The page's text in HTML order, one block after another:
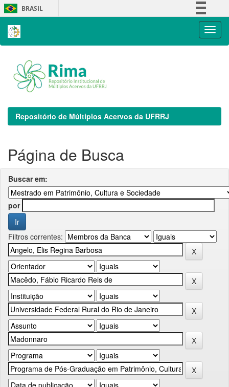
Skip
navigation
BRASIL
Repositório de Múltiplos Acervos da UFRRJ
Página de Busca
Buscar em:
por
Filtros correntes: